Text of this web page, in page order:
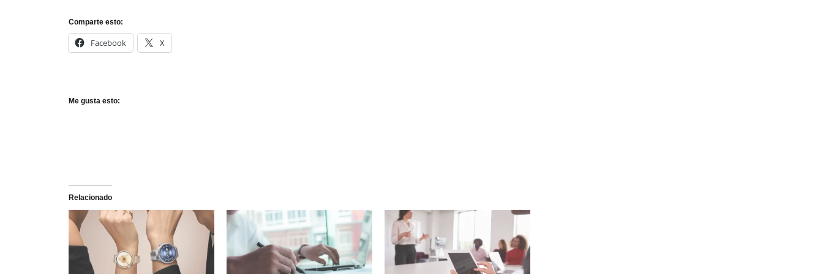
Comparte esto:
Facebook X
Me gusta esto:
Relacionado